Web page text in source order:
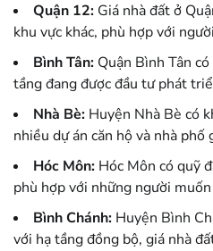
Quận 12: Giá nhà đất ở
khu vực khác, phù hợp với
Bình Tân: Quận Bình Tân
tầng đang được đầu tư phát
Nhà Bè: Huyện Nhà Bè có
nhiều dự án căn hộ và nhà phố
Hóc Môn: Hóc Môn có quỹ
phù hợp với những người
Bình Chánh: Huyện Bình
với hạ tầng đồng bộ, giá nhà